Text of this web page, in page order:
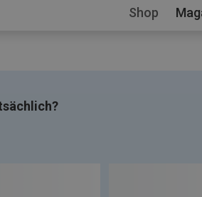
Shop